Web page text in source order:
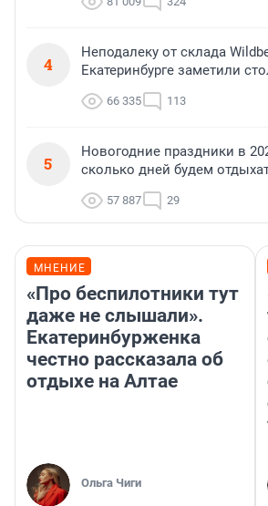
4
Неподалеку от склада
Екатеринбурге заметили
66 335 113
5
Новогодние праздники в
сколько дней будем
57 887 29
МНЕНИЕ
«Про беспилотники тут
даже не слышали».
Екатеринбурженка
честно рассказала об
отдыхе на Алтае
Ольга Чиги